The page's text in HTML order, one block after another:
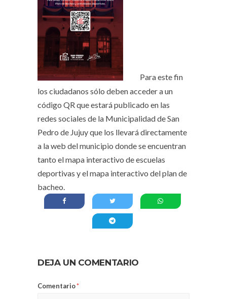
Para este fin
los ciudadanos sólo deben acceder a un
código QR que estará publicado en las
redes sociales de la Municipalidad de San
Pedro de Jujuy que los llevará directamente
a la web del municipio donde se encuentran
tanto el mapa interactivo de escuelas
deportivas y el mapa interactivo del plan de
bacheo.
DEJA UN COMENTARIO
Comentario*